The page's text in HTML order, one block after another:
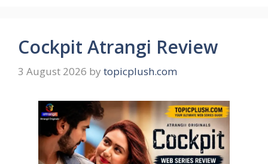
Cockpit Atrangi Review
3 August 2026 by topicplush.com